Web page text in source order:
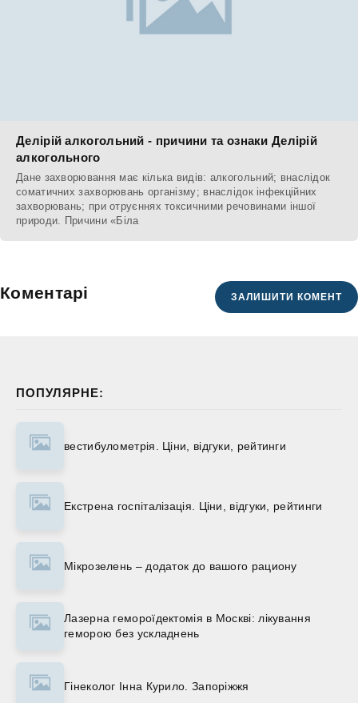
ПОПУЛЯРНЕ:
вестибулометрія. Ціни, відгуки, рейтинги
Екстрена госпіталізація. Ціни, відгуки, рейтинги
Мікрозелень – додаток до вашого рациону
Лазерна гемороїдектомія в Москві: лікування
геморою без ускладнень
Гінеколог Інна Курило. Запоріжжя
Делірій алкогольний - причини та ознаки Делірій
алкогольного
Дане захворювання має кілька видів: алкогольний; внаслідок
соматичних захворювань організму; внаслідок інфекційних
захворювань; при отруєннях токсичними речовинами іншої
природи. Причини «Біла
Коментарі ЗАЛИШИТИ КОМЕНТ